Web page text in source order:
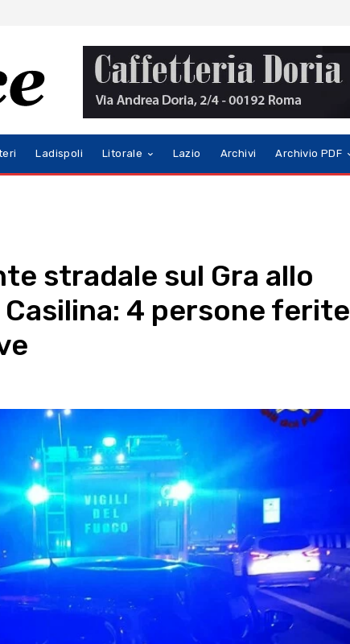
Ladispoli Litorale Lazio Archivi Archivio PDF
stradale sul Gra allo
4 persone ferite